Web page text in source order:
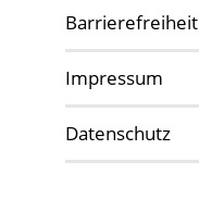
Barrierefreiheit
Impressum
Datenschutz